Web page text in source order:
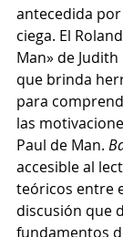
antecedida por
ciega. El
Man» de
que brinda
para
las
Paul de Man.
accesible al
teóricos entre
discusión que
fundamentos